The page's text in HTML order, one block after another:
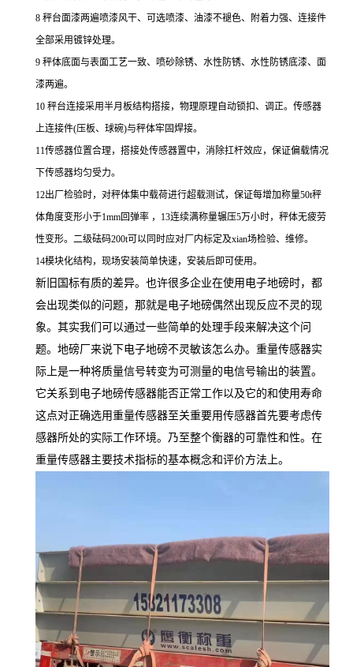
8 秤台面漆两遍喷漆风干、可选喷漆、油漆不褪色、附着力强、连接件
全部采用镀锌处理。
9 秤体底面与表面工艺一致、喷砂除锈、水性防锈、水性防锈底漆、面
漆两遍。
10 秤台连接采用半月板结构搭接，物理原理自动锁扣、调正。传感器
上连接件(压板、球碗)与秤体牢固焊接。
11传感器位置合理，搭接处传感器置中，消除扛杆效应，保证偏载情况
下传感器均匀受力。
12出厂检验时，对秤体集中载荷进行超载测试，保证每增加称量50t秤
体角度变形小于1mm回弹率 ，13连续满称量辗压5万小时，秤体无疲劳
性变形。二级砝码200t可以同时应对厂内标定及xian场检验、维修。
14模块化结构，现场安装简单快速，安装后即可使用。
新旧国标有质的差异。也许很多企业在使用电子地磅时，都
会出现类似的问题，那就是电子地磅偶然出现反应不灵的现
象。其实我们可以通过一些简单的处理手段来解决这个问
题。地磅厂来说下电子地磅不灵敏该怎么办。重量传感器实
际上是一种将质量信号转变为可测量的电信号输出的装置。
它关系到电子地磅传感器能否正常工作以及它的和使用寿命
这点对正确选用重量传感器至关重要用传感器首先要考虑传
感器所处的实际工作环境。乃至整个衡器的可靠性和性。在
重量传感器主要技术指标的基本概念和评价方法上。